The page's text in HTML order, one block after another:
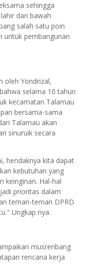
sehingga
dari bawah
salah satu poin
untuk pembangunan
oleh Yondrizal,
selama 10 tahun
kecamatan Talamau
bersama-sama
Talamau akan
sinuruik secara
hendaknya kita dapat
kebutuhan yang
keinginan. Hal-hal
prioritas dalam
teman-teman DPRD
Ungkap nya.
musrenbang
rencana kerja